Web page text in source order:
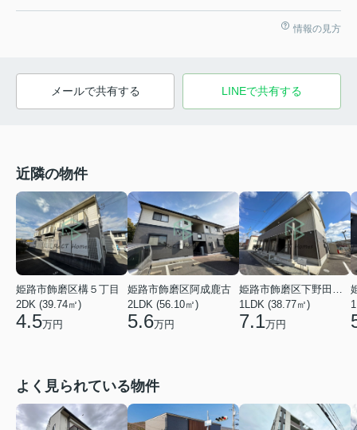
情報の見方
メールで共有する LINEで共有する
近隣の物件
姫路市飾磨区構５丁目
2DK (39.74㎡)
4.5万円
姫路市飾磨区阿成鹿古
2LDK (56.10㎡)
5.6万円
1LDK (38.77㎡)
7.1万円
よく見られている物件